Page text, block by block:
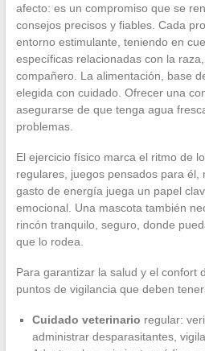
afecto: es un compromiso que se
consejos precisos y fiables. Cada
entorno estimulante, teniendo en
específicas relacionadas con la
compañero. La alimentación, base
elegida con cuidado. Ofrecer una
asegurarse de que tenga agua
problemas.
El ejercicio físico marca el ritmo de
regulares, juegos pensados para él,
gasto de energía juega un papel
emocional. Una mascota también
rincón tranquilo, seguro, donde
que lo rodea.
Para garantizar la salud y el confort
puntos de vigilancia que deben
Cuidado veterinario regular:
administrar desparasitantes,